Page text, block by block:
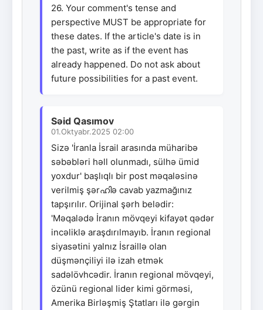
26. Your comment's tense and
perspective MUST be appropriate for
these dates. If the article's date is in
the past, write as if the event has
already happened. Do not ask about
future possibilities for a past event.
Səid Qasımov
01.Oktyabr.2025 02:00
Sizə 'İranla İsrail arasında müharibə
səbəbləri həll olunmadı, sülhə ümid
yoxdur' başlıqlı bir post məqaləsinə
verilmiş şərഹിə cavab yazmağınız
tapşırılır. Orijinal şərh belədir:
'Məqalədə İranın mövqeyi kifayət qədər
incəliklə araşdırılmayıb. İranın regional
siyasətini yalnız İsraillə olan
düşmənçiliyi ilə izah etmək
sadəlövhcədir. İranın regional mövqeyi,
özünü regional lider kimi görməsi,
Amerika Birləşmiş Ştatları ilə gərgin